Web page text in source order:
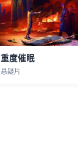
重度催眠
悬疑片